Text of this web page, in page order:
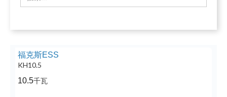
福克斯ESS
KH10.5
10.5千瓦